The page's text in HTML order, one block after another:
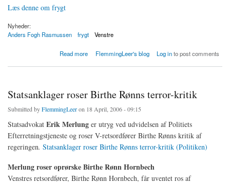
Læs denne om frygt
Nyheder:
Anders Fogh Rasmussen
frygt Venstre
Read more
about Intern kritik af V's ledelse FlemmingLeer's blog Log into post comments
Statsanklager roser Birthe Rønns terror-kritik
Submitted byFlemmingLeeron 18 April, 2006 - 09:15
Statsadvokat Erik Merlung er utryg ved udvidelsen af Politiets
Efterretningstjeneste og roser V-retsordfører Birthe Rønns kritik af
regeringen. Statsanklager roser Birthe Rønns terror-kritik (Politiken)
Merlung roser oprørske Birthe Rønn Hornbech
Venstres retsordfører, Birthe Rønn Hornbech, får uventet ros af